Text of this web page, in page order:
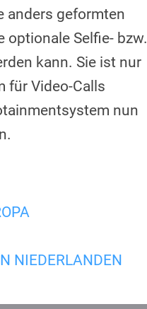
anders geformten
optionale Selfie- bzw.
kann. Sie ist nur
für Video-Calls
nun
NIEDERLANDEN